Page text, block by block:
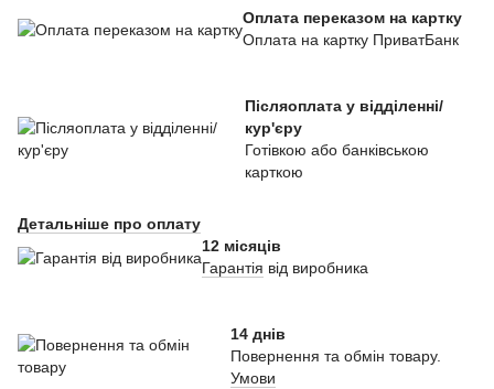
Оплата переказом на картку
Оплата на картку ПриватБанк
Післяоплата у відділенні/
кур'єру
Готівкою або банківською
карткою
Детальніше про оплату
12 місяців
Гарантія від виробника
14 днів
Повернення та обмін товару.
Умови